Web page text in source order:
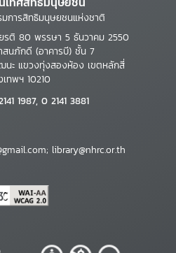
การสิทธิมนุษยชนแห่งชาติ
รติ 80 พรรษา 5 ธันวาคม 2550
สนภักดี (อาคารบี) ชั้น 7
ะ แขวงทุ่งสองห้อง เขตหลักสี่
ทพฯ 10210
1987, 0 2141 3881
library@nhrc.or.th